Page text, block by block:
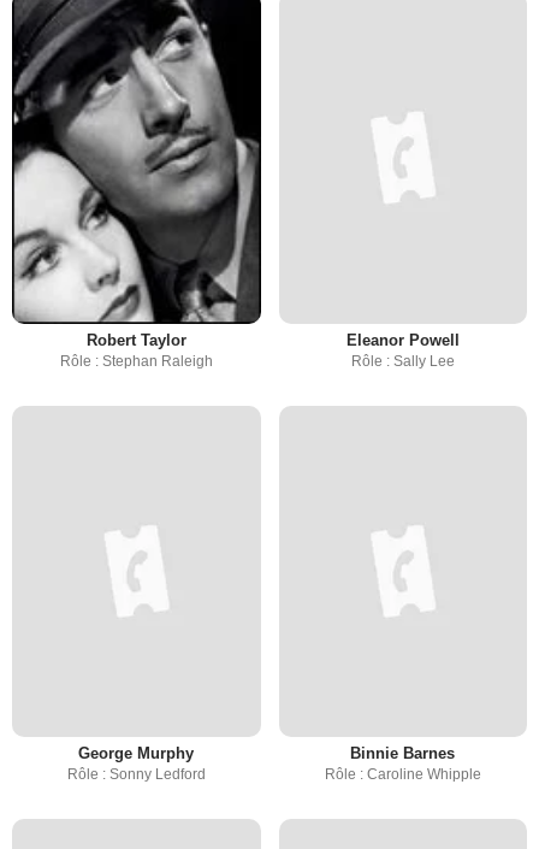
Robert Taylor
Rôle : Stephan Raleigh
Eleanor Powell
Rôle : Sally Lee
George Murphy
Rôle : Sonny Ledford
Binnie Barnes
Rôle : Caroline Whipple